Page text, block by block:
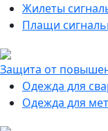
Жилеты
Плащи
Защита от
Одежда для
Одежда для